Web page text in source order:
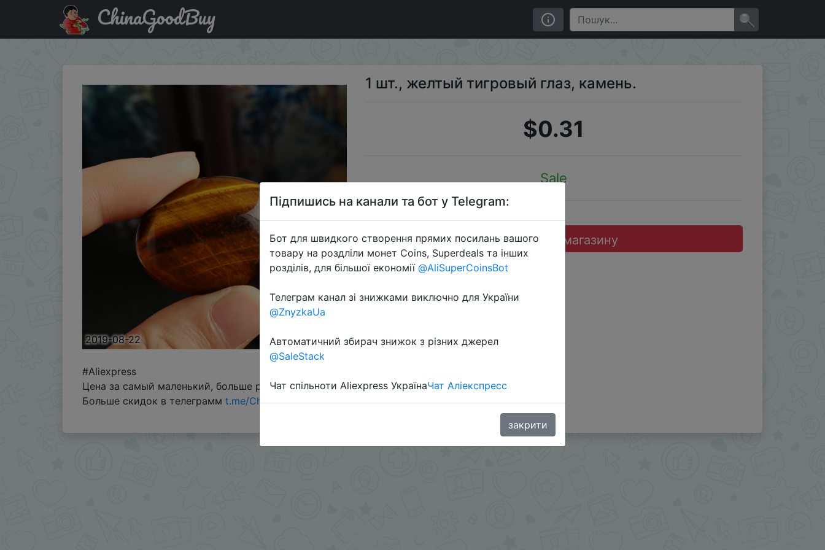
Придбати по акціи 1 шт., желтый тигровый глаз, камень.
ChinaGoodBuy
2019-08-22
1 шт., желтый тигровый глаз, камень.
$0.31
Sale
Перейти до магазину
#Aliexpress
Цена за самый маленький, больше размеры - дороже.
Больше скидок в телеграмм t.me/ChinaGoodBuy
Підпишись на канали та бот у Telegram:
Бот для швидкого створення прямих посилань вашого
товару на роздліли монет Coins, Superdeals та інших
розділів, для більшої економії @AliSuperCoinsBot
Телеграм канал зі знижками виключно для України
@ZnyzkaUa
Автоматичний збирач знижок з різних джерел
@SaleStack
Чат спільноти Aliexpress УкраїнаЧат Аліекспресс
закрити